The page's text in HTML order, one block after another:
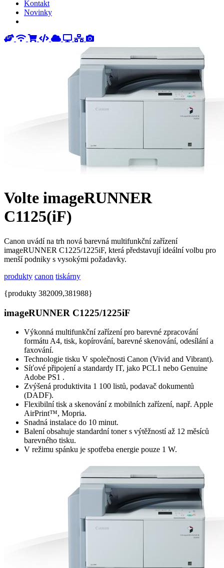
Kontakt
Novinky
Volte imageRUNNER
C1125(iF)
Canon uvádí na trh nová barevná multifunkční zařízení
imageRUNNER C1225/1225iF, která představují ideální volbu pro
menší podniky s vysokými požadavky.
produkty canon tiskárny
{produkty 382009,381988}
imageRUNNER C1225/1225iF
Výkonná multifunkční zařízení pro barevné zpracování
formátu A4, tisk, kopírování, barevné skenování, odesílání a
faxování.
Technologie tisku V společnosti Canon (Vivid and Vibrant).
Síťové připojení a standardy IT, jako PCL1 nebo Genuine
Adobe PS1 .
Zvýšená produktivita 1 100 listů, podavač dokumentů
(DADF).
Flexibilní tisk a skenování z mobilních zařízení, např. Apple
AirPrint™, Mopria.
Snadná instalace do 10 minut.
Balení obsahuje standardní toner s výtěžností až 12 měsíců
barevného tisku.
V režimu spánku je spotřeba energie pouze 1 W.